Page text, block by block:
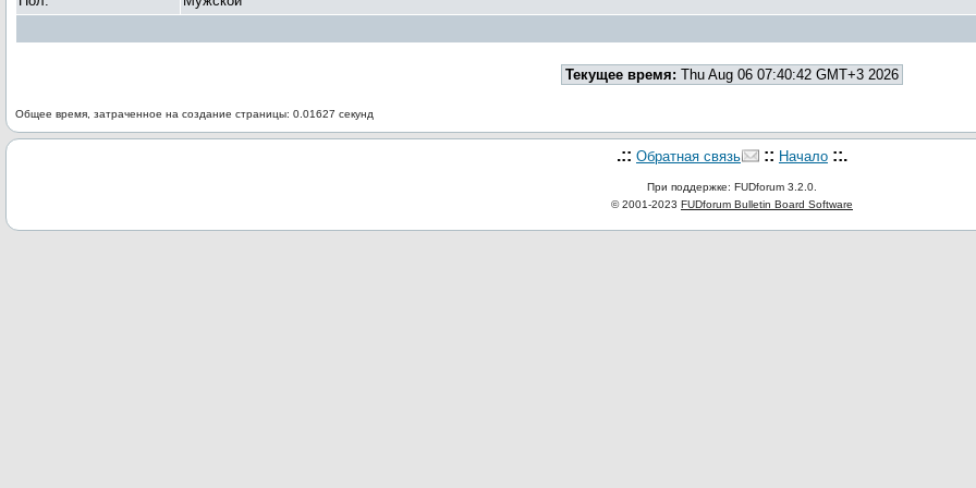
Текущее время: Thu Aug 06 07:40:42 GMT+3 2026
Общее время, затраченное на создание страницы: 0.01627 секунд
.:: Обратная связь :: Начало ::.
При поддержке: FUDforum 3.2.0.
© 2001-2023 FUDforum Bulletin Board Software